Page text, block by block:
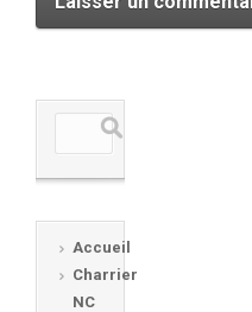
Accueil
Charrier
NC